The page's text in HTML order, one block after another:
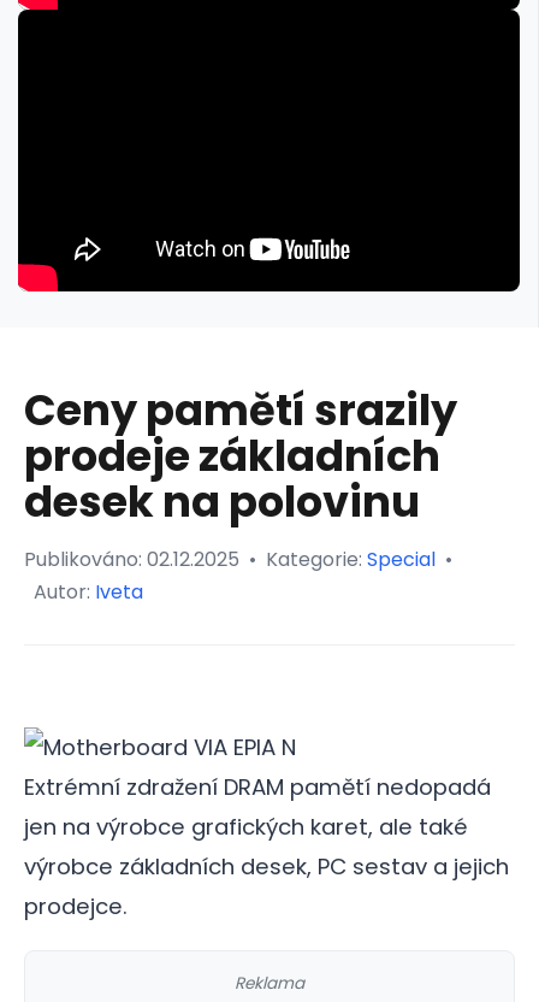
Ceny pamětí srazily
prodeje základních
desek na polovinu
Publikováno: 02.12.2025 • Kategorie: Special •
Autor: Iveta
Extrémní zdražení DRAM pamětí nedopadá
jen na výrobce grafických karet, ale také
výrobce základních desek, PC sestav a jejich
prodejce.
Reklama